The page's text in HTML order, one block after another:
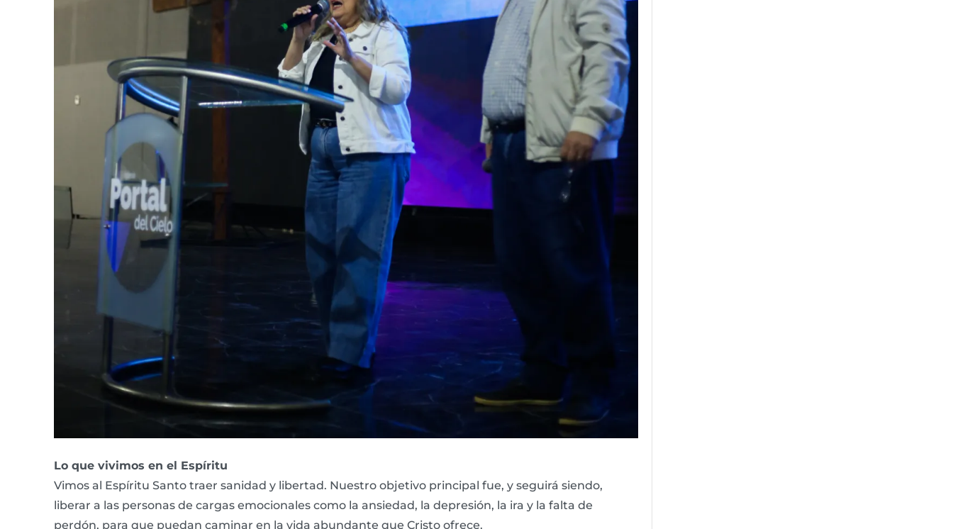
Lo que vivimos en el Espíritu
Vimos al Espíritu Santo traer sanidad y libertad. Nuestro objetivo principal fue, y seguirá siendo,
liberar a las personas de cargas emocionales como la ansiedad, la depresión, la ira y la falta de
perdón, para que puedan caminar en la vida abundante que Cristo ofrece.